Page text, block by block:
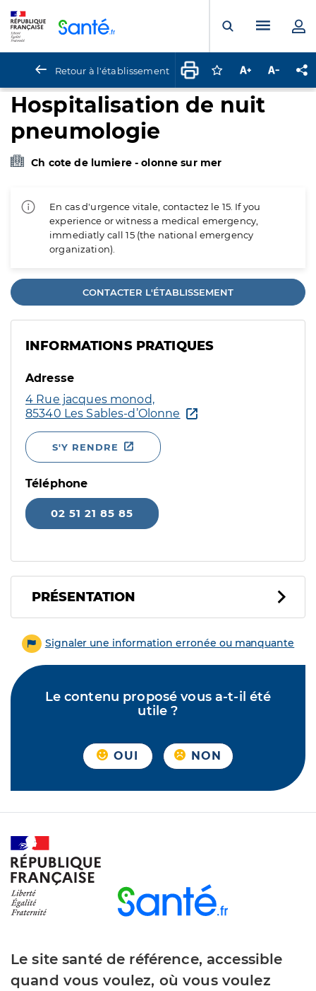
Ouvrir laMenu
Retour à l'établissement Connectez-vous
Augmenter la
Hospitalisation de nuit
pneumologie
Ch cote de lumiere - olonne sur mer
En cas d'urgence vitale, contactez le 15. If you
experience or witness a medical emergency,
immediatly call 15 (the national emergency
organization).
CONTACTER L'ÉTABLISSEMENT
INFORMATIONS PRATIQUES
Adresse
4 Rue jacques monod,
85340 Les Sables-d’Olonne
S'Y RENDRE
Téléphone
02 51 21 85 85
PRÉSENTATION
Signaler une information erronée ou manquante
Le contenu proposé vous a-t-il été
utile ?
OUI NON
Le site santé de référence, accessible
quand vous voulez, où vous voulez